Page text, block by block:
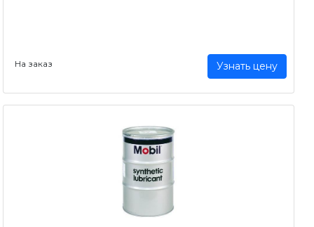
На заказ Узнать цену